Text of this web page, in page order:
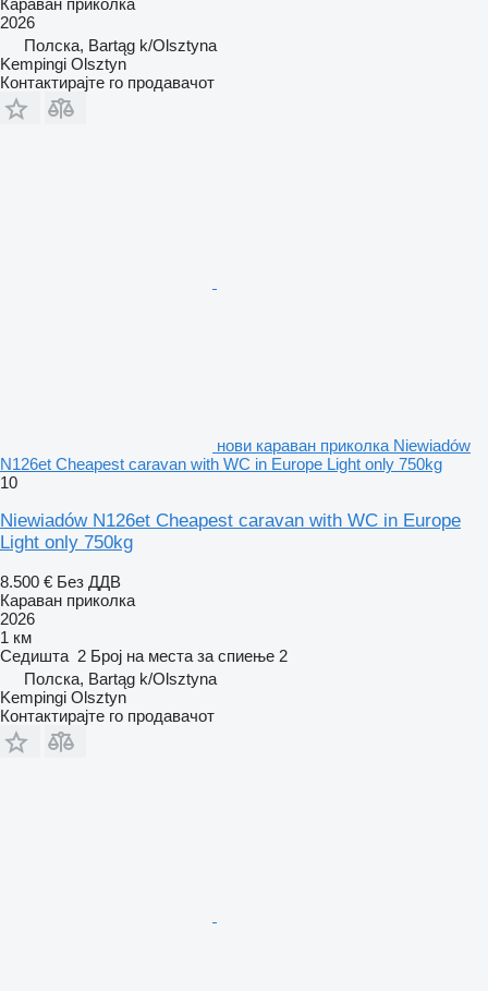
2026
Полска, Bartąg k/Olsztyna
Kempingi Olsztyn
Контактирајте го продавачот
нови караван приколка Niewiadów
N126et Cheapest caravan with WC in Europe Light only 750kg
10
Niewiadów N126et Cheapest caravan with WC in Europe
Light only 750kg
8.500 € Без ДДВ
Караван приколка
2026
1 км
Седишта 2 Број на места за спиење 2
Полска, Bartąg k/Olsztyna
Kempingi Olsztyn
Контактирајте го продавачот